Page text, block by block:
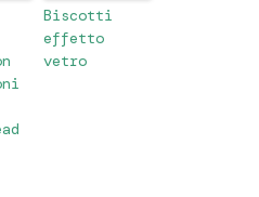
Biscotti
effetto
vetro